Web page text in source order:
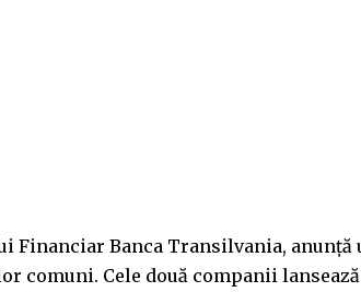
Financiar Banca Transilvania, anunță
comuni. Cele două companii lansează